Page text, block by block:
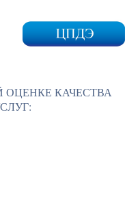
ОЦЕНКЕ КАЧЕСТВА